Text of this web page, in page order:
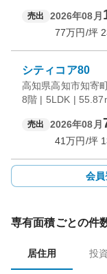
売出 2026年08月
77万円/坪
シティコア80
高知県高知市知寄
8階 | 5LDK |
売出 2026年08月
41万円/坪
会
専有面積ごとの件
居住用 投